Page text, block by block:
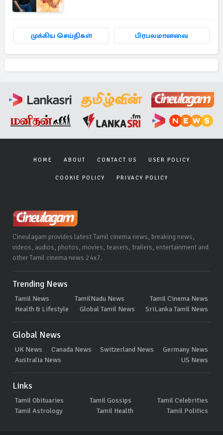
முக்கிய செய்திகள் பிரபலமானவை
HOME ABOUT CONTACT US USER POLICY
COOKIE POLICY PRIVACY POLICY
Cineulagam provides latest Tamil cinema news, breaking news,
videos, audios, photos, movies, teasers, trailers, entertainment and
other Tamil cinema news 24x7.
Trending News
Tamil News TamilNadu News
Tamil Cinema News
Health & Lifestyle
Global Tamil News SriLanka Tamil News
Global News
UK News Canada News Switzerland News
Germany News
Australia News
US News
Links
Tamil Obituaries Tamil Gossips
Tamil Celebrities
Tamil Astrology
Tamil Health Tamil Politics